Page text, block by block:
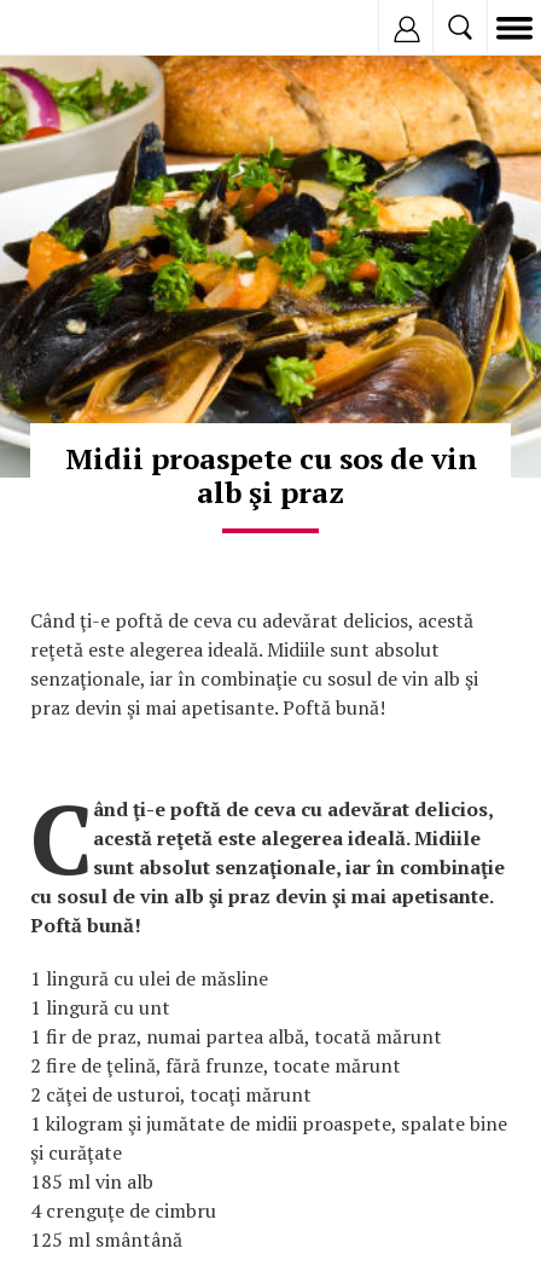
© Copyright: iStockphoto
Midii proaspete cu sos de vin
alb şi praz
Când ţi-e poftă de ceva cu adevărat delicios, acestă
reţetă este alegerea ideală. Midiile sunt absolut
senzaţionale, iar în combinaţie cu sosul de vin alb şi
praz devin şi mai apetisante. Poftă bună!
C ând ţi-e poftă de ceva cu adevărat delicios,
acestă reţetă este alegerea ideală. Midiile
sunt absolut senzaţionale, iar în combinaţie
cu sosul de vin alb şi praz devin şi mai apetisante.
Poftă bună!
1 lingură cu ulei de măsline
1 lingură cu unt
1 fir de praz, numai partea albă, tocată mărunt
2 fire de ţelină, fără frunze, tocate mărunt
2 căţei de usturoi, tocaţi mărunt
1 kilogram şi jumătate de midii proaspete, spalate bine
şi curăţate
185 ml vin alb
4 crenguţe de cimbru
125 ml smântână